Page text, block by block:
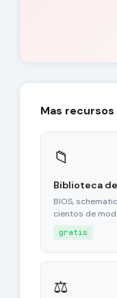
Mas
📁
Biblioteca
BIOS,
cientos de
gratis
⚖